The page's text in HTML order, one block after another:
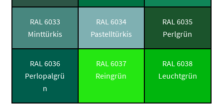
RAL 6033
Minttürkis
RAL 6034
Pastelltürkis
RAL 6035
Perlgrün
RAL 6036
Perlopalgrü
n
RAL 6037
Reingrün
RAL 6038
Leuchtgrün